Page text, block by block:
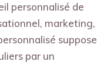
personnalisé de
marketing,
suppose
par un